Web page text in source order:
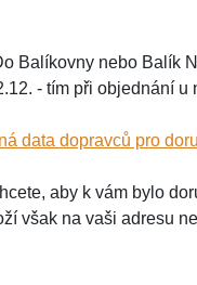
Balíkovny nebo Balík
- tím při objednání u
data dopravců pro
aby k vám bylo
však na vaši adresu